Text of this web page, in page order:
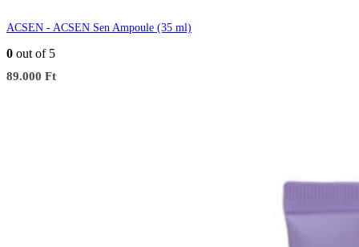
ACSEN - ACSEN Sen Ampoule (35 ml)
0 out of 5
89.000 Ft